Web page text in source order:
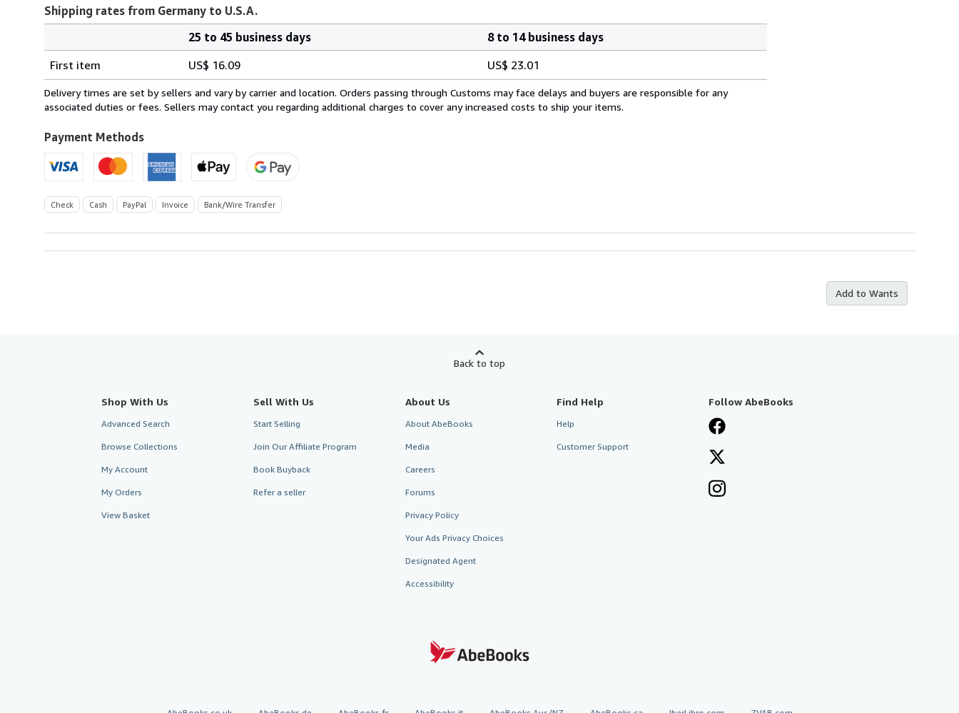
Shipping rates from Germany to U.S.A.
rates
from
Germany
U.S.A.
25 to 45 business days
8 to 14 business days
First item
US$ 16.09 US$ 23.01
Delivery times are set by sellers and vary by carrier and location. Orders passing through Customs may face delays and buyers are responsible for any
associated duties or fees. Sellers may contact you regarding additional charges to cover any increased costs to ship your items.
Payment Methods
Check Cash PayPal Invoice Bank/Wire Transfer
Add to Wants
Back to top
Shop With Us
Advanced Search
Browse Collections
My Account
My Orders
View Basket
Sell With Us
Start Selling
Join Our Affiliate Program
Book Buyback
Refer a seller
About Us
About AbeBooks
Media
Careers
Forums
Privacy Policy
Your Ads Privacy Choices
Designated Agent
Accessibility
Find Help
Help
Customer Support
Follow AbeBooks